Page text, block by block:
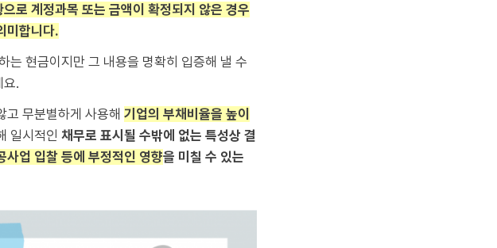
로 계정과목 또는 금액이 확정되지 않은 경우
미합니다.
는 현금이지만 그 내용을 명확히 입증해 낼 수
요.
고 무분별하게 사용해 기업의 부채비율을 높이
일시적인 채무로 표시될 수밖에 없는 특성상 결
사업 입찰 등에 부정적인 영향을 미칠 수 있는